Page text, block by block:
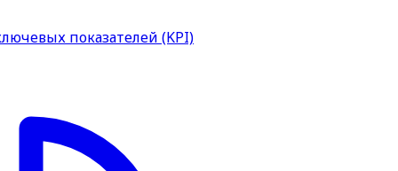
показателей (KPI)